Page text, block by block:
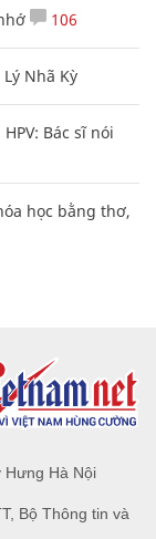
106
Nhã Kỳ
Bác sĩ nói
học bằng thơ,
Hưng Hà Nội
Bộ Thông tin và